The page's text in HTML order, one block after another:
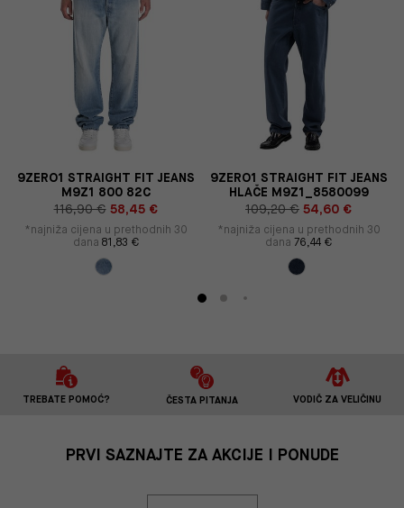
9ZERO1 STRAIGHT FIT JEANS
M9Z1 800 82C
116,90 € 58,45 €
*najniža cijena u prethodnih 30
dana 81,83 €
9ZERO1 STRAIGHT FIT JEANS
HLAČE M9Z1_8580099
109,20 € 54,60 €
*najniža cijena u prethodnih 30
dana 76,44 €
TREBATE POMOĆ? ČESTA PITANJA VODIČ ZA VELIČINU
PRVI SAZNAJTE ZA AKCIJE I PONUDE